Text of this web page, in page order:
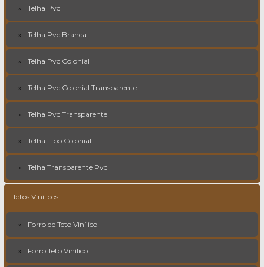
Telha Pvc
Telha Pvc Branca
Telha Pvc Colonial
Telha Pvc Colonial Transparente
Telha Pvc Transparente
Telha Tipo Colonial
Telha Transparente Pvc
Tetos Vinílicos
Forro de Teto Vinílico
Forro Teto Vinílico